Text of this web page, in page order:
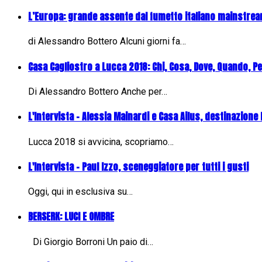
L’Europa: grande assente dal fumetto italiano
di Alessandro Bottero Alcuni giorni fa…
Casa Cagliostro a Lucca 2018: Chi, Cosa, Dove, Quando,
Di Alessandro Bottero Anche per…
L'Intervista - Alessia Mainardi e Casa Ailus, destinazione
Lucca 2018 si avvicina, scopriamo…
L'Intervista - Paul Izzo, sceneggiatore per tutti i gusti
Oggi, qui in esclusiva su…
BERSERK: LUCI E OMBRE
Di Giorgio Borroni Un paio di…